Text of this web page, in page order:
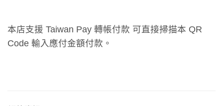
本店支援 Taiwan Pay 轉帳付款 可直接掃描本 QR
Code 輸入應付金額付款。